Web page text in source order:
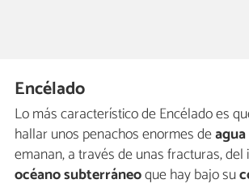
Encélado
Lo más característico de Encélado es
hallar unos penachos enormes de
emanan, a través de unas fracturas, del
océano subterráneoque hay bajo su